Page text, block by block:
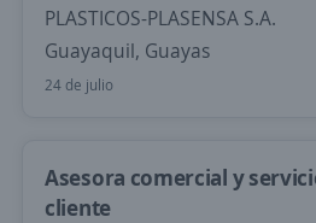
PLASTICOS-PLASENSA S.A.
Guayaquil, Guayas
24 de julio
Asesora comercial y
cliente